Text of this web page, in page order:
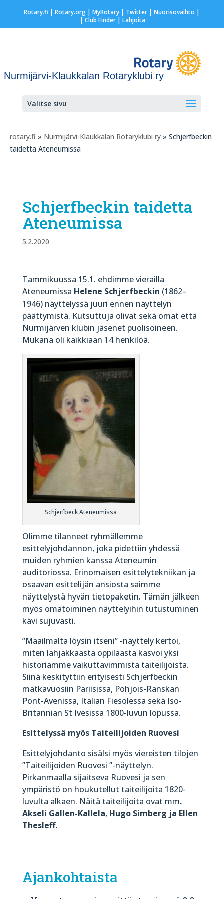
Rotary.fi | Rotary.org| MyRotary| Twitter| Nuorisovaihto |
| Club Finder| Lahjoita
Nurmijärvi-Klaukkalan Rotaryklubi ry
Valitse sivu
rotary.fi » Nurmijärvi-Klaukkalan Rotaryklubi ry » Schjerfbeckin
taidetta Ateneumissa
Schjerfbeckin taidetta
Ateneumissa
5.2.2020
Tammikuussa 15.1. ehdimme vierailla
Ateneumissa Helene Schjerfbeckin (1862–
1946) näyttelyssä juuri ennen näyttelyn
päättymistä. Kutsuttuja olivat sekä omat että
Nurmijärven klubin jäsenet puolisoineen.
Mukana oli kaikkiaan 14 henkilöä.
Schjerfbeck Ateneumissa
Olimme tilanneet ryhmällemme
esittelyjohdannon, joka pidettiin yhdessä
muiden ryhmien kanssa Ateneumin
auditoriossa. Erinomaisen esittelytekniikan ja
osaavan esittelijän ansiosta saimme
näyttelystä hyvän tietopaketin. Tämän jälkeen
myös omatoiminen näyttelyihin tutustuminen
kävi sujuvasti.
”Maailmalta löysin itseni” -näyttely kertoi,
miten lahjakkaasta oppilaasta kasvoi yksi
historiamme vaikuttavimmista taiteilijoista.
Siinä keskityttiin erityisesti Schjerfbeckin
matkavuosiin Pariisissa, Pohjois-Ranskan
Pont-Avenissa, Italian Fiesolessa sekä Iso-
Britannian St Ivesissa 1800-luvun lopussa.
Esittelyssä myös Taiteilijoiden Ruovesi
Esittelyjohdanto sisälsi myös viereisten tilojen
”Taiteilijoiden Ruovesi ”-näyttelyn.
Pirkanmaalla sijaitseva Ruovesi ja sen
ympäristö on houkutellut taiteilijoita 1820-
luvulta alkaen. Näitä taiteilijoita ovat mm.
Akseli Gallen-Kallela, Hugo Simberg ja Ellen
Thesleff.
Ajankohtaista